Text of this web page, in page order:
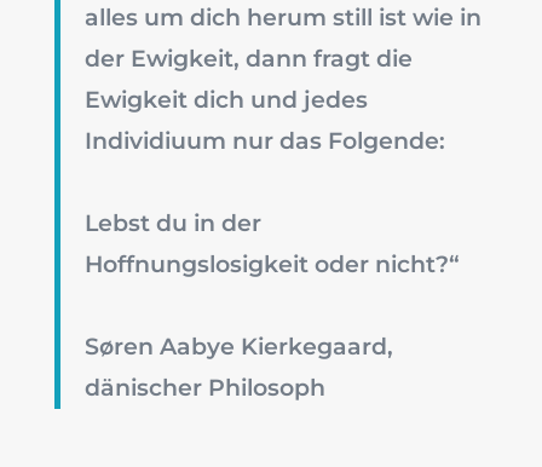
alles um dich herum still ist wie in
der Ewigkeit, dann fragt die
Ewigkeit dich und jedes
Individiuum nur das Folgende:
Lebst du in der
Hoffnungslosigkeit oder nicht?“
Søren Aabye Kierkegaard,
dänischer Philosoph